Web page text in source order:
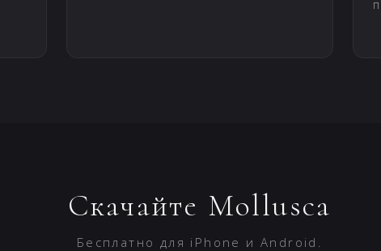
Скачайте Mollusca
Бесплатно для iPhone и Android.